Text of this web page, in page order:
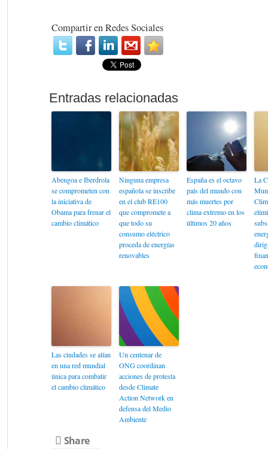
Compartir en Redes Sociales
Abengoa e Iberdrola
se comprometen con
la iniciativa de
Obama para frenar el
cambio climático
Ninguna empresa
española se inscribe
en el club RE100
que compromete a
que todo su
consumo eléctrico
proceda de energías
renovables
España es el octavo
país del mundo con
más muertes por
clima extremo en los
últimos 20 años
La
Las ciudades se alían
en una red mundial
única para combatir
el cambio climático
Un centenar de
ONG coordinan
acciones de protesta
desde Climate
Action Network en
defensa del Medio
Ambiente
Share